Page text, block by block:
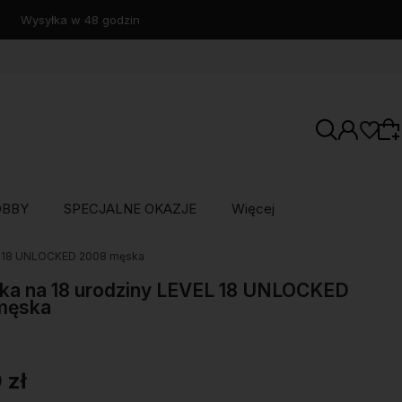
oferty lub zaloguj się, aby przywrócić dodane
produkty do listy z poprzedniej sesji.
SPECJALNE OKAZJE Więcej
UNLOCKED 2008 męska
na 18 urodziny LEVEL 18 UNLOCKED